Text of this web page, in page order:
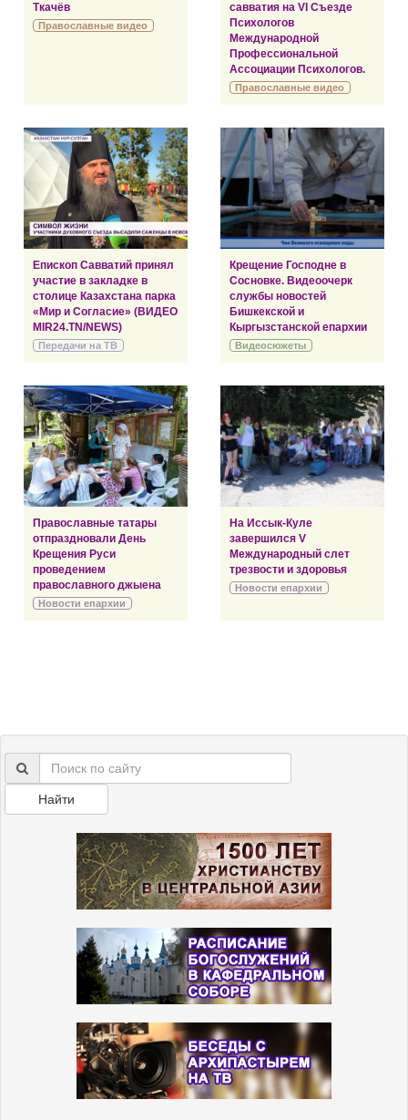
Ткачёв
Православные видео
савватия на VI Съезде
Психологов
Международной
Профессиональной
Ассоциации Психологов.
Православные видео
Епископ Савватий принял
участие в закладке в
столице Казахстана парка
«Мир и Согласие» (ВИДЕО
MIR24.TN/NEWS)
Передачи на ТВ
Крещение Господне в
Сосновке. Видеоочерк
службы новостей
Бишкекской и
Кыргызстанской епархии
Видеосюжеты
Православные татары
отпраздновали День
Крещения Руси
проведением
православного джыена
Новости епархии
На Иссык-Куле
завершился V
Международный слет
трезвости и здоровья
Новости епархии
Найти